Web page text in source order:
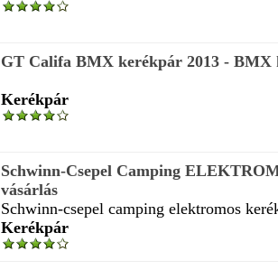
GT Califa BMX kerékpár 2013 - BMX
Kerékpár
Schwinn-Csepel Camping
vásárlás
Schwinn-csepel camping elektromos
Kerékpár